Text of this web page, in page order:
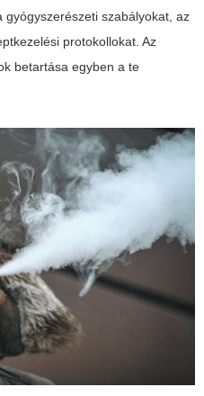
szabályokat, az
protokollokat. Az
betartása egyben a te